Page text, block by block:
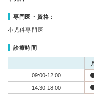
専門医・資格：
小児科専門医
診療時間
09:00-12:00
14:30-18:00